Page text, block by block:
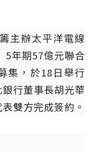
主辦太平洋電線
5年期57億元聯合
集，於18日舉行
行董事長胡光華
雙方完成簽約。